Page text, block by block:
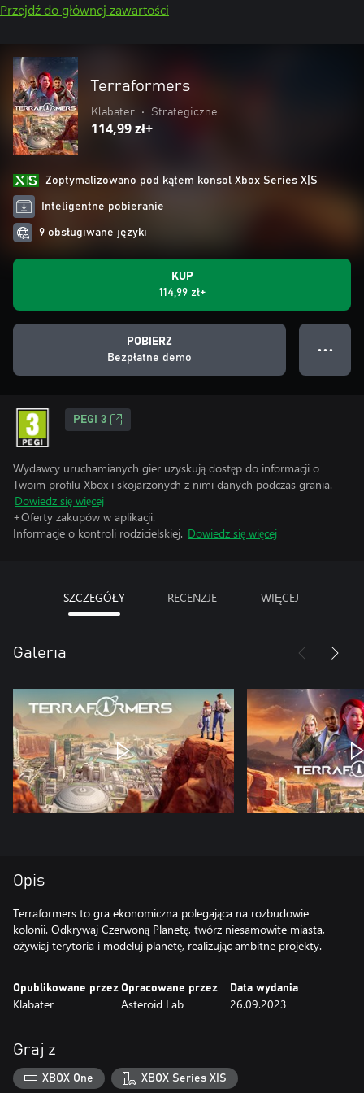
Przejdź do głównej zawartości
Terraformers
Klabater • Strategiczne
114,99 zł+
Zoptymalizowano pod kątem konsol Xbox Series X|S
Inteligentne pobieranie
9 obsługiwane języki
KUP
114,99 zł+
POBIERZ
Bezpłatne demo
● ● ●
PEGI 3
Wydawcy uruchamianych gier uzyskują dostęp do informacji o
Twoim profilu Xbox i skojarzonych z nimi danych podczas grania.
Dowiedz się więcej
+Oferty zakupów w aplikacji.
Informacje o kontroli rodzicielskiej. Dowiedz się więcej
SZCZEGÓŁY RECENZJE WIĘCEJ
Galeria
Opis
Terraformers to gra ekonomiczna polegająca na rozbudowie
kolonii. Odkrywaj Czerwoną Planetę, twórz niesamowite miasta,
ożywiaj terytoria i modeluj planetę, realizując ambitne projekty.
Opublikowane przez
Klabater
Opracowane przez
Asteroid Lab
Data wydania
26.09.2023
Graj z
XBOX One XBOX Series X|S